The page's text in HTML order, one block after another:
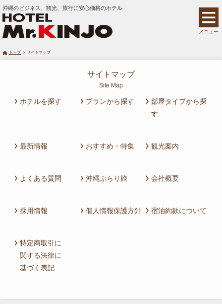
沖縄のビジネス、観光、旅行に安心価格のホテル
メニュー
トップ サイトマップ
サイトマップ
Site Map
ホテルを探す プランから探す
部屋タイプから探
す
最新情報 おすすめ・特集 観光案内
よくある質問 沖縄ぶらり旅 会社概要
採用情報 個人情報保護方針 宿泊約款について
特定商取引に
関する法律に
基づく表記